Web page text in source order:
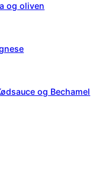
og oliven
og Bechamel